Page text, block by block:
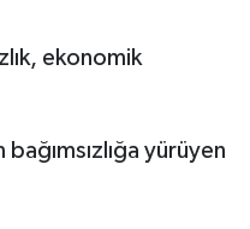
ekonomik
yürüyen